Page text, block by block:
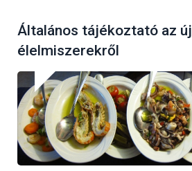
Általános tájékoztató az új
élelmiszerekről